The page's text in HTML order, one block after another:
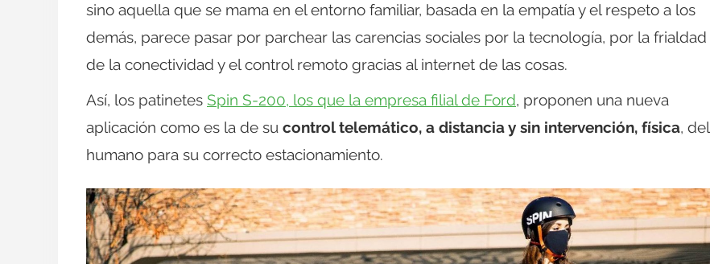
sino aquella que se mama en el entorno familiar, basada en la empatía y el respeto a los
demás, parece pasar por parchear las carencias sociales por la tecnología, por la frialdad
de la conectividad y el control remoto gracias al internet de las cosas.
Así, los patinetes Spin S-200, los que la empresa filial de Ford, proponen una nueva
aplicación como es la de su control telemático, a distancia y sin intervención, física, del
humano para su correcto estacionamiento.